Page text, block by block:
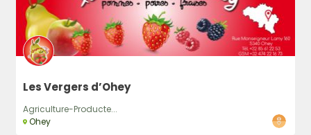
Les Vergers d’Ohey
Agriculture-Producte...
Ohey